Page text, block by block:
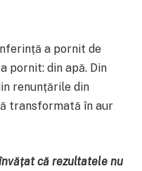
a pornit de
pornit: din apă. Din
renunțările din
transformată în aur
că rezultatele nu